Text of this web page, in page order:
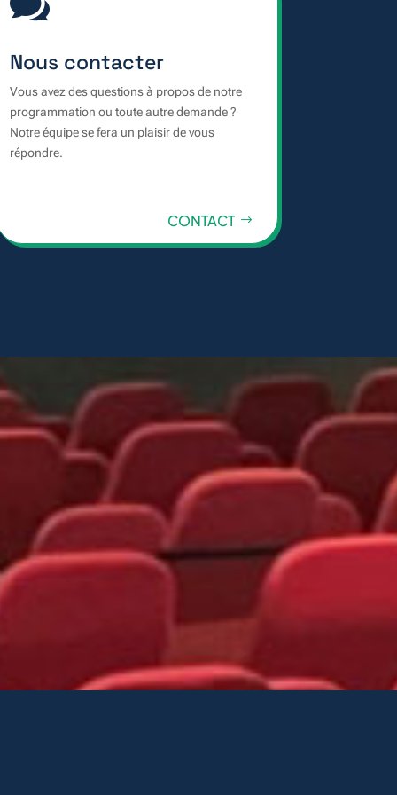
Nous contacter
Vous avez des questions à propos de notre
programmation ou toute autre demande ?
Notre équipe se fera un plaisir de vous
répondre.
CONTACT